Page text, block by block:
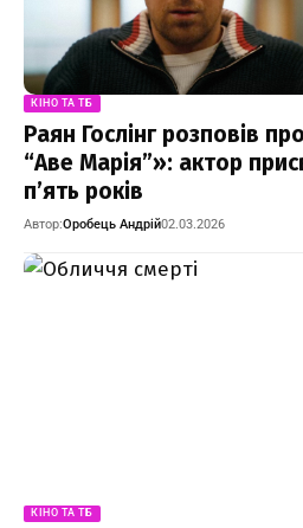
КІНО ТА ТБ
Раян Гослінг розповів
“Аве Марія”»: актор
п’ять років
Автор:Оробець Андрій02.03.2026
КІНО ТА ТБ